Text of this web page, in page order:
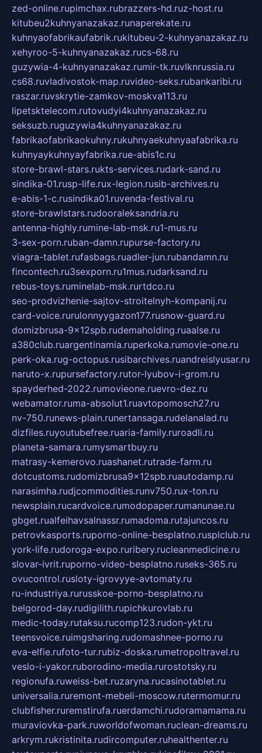
zed-online.rupimchax.rubrazzers-hd.ruz-host.ru
kitubeu2kuhnyanazakaz.runaperekate.ru
kuhnyaofabrikaufabrik.rukitubeu-2-kuhnyanazakaz.ru
xehyroo-5-kuhnyanazakaz.rucs-68.ru
guzywia-4-kuhnyanazakaz.rumir-tk.ruvlknrussia.ru
cs68.ruvladivostok-map.ruvideo-seks.rubankaribi.ru
raszar.ruvskrytie-zamkov-moskva113.ru
lipetsktelecom.rutovudyi4kuhnyanazakaz.ru
seksuzb.ruguzywia4kuhnyanazakaz.ru
fabrikaofabrikaokuhny.rukuhnyaekuhnyaafabrika.ru
kuhnyaykuhnyayfabrika.rue-abis1c.ru
store-brawl-stars.rukts-services.rudark-sand.ru
sindika-01.rusp-life.rux-legion.rusib-archives.ru
e-abis-1-c.rusindika01.ruvenda-festival.ru
store-brawlstars.rudooraleksandria.ru
antenna-highly.rumine-lab-msk.ru1-mus.ru
3-sex-porn.ruban-damn.rupurse-factory.ru
viagra-tablet.rufasbags.ruadler-jun.rubandamn.ru
fincontech.ru3sexporn.ru1mus.rudarksand.ru
rebus-toys.ruminelab-msk.rurtdco.ru
seo-prodvizhenie-sajtov-stroitelnyh-kompanij.ru
card-voice.rurulonnyygazon177.rusnow-guard.ru
domizbrusa-9x12spb.rudemaholding.ruaalse.ru
a380club.ruargentinamia.ruperkoka.rumovie-one.ru
perk-oka.rug-octopus.rusibarchives.ruandreislyusar.ru
naruto-x.rupursefactory.rutor-lyubov-i-grom.ru
spayderhed-2022.rumovieone.ruevro-dez.ru
webamator.ruma-absolut1.ruavtopomosch27.ru
nv-750.runews-plain.runertansaga.rudelanalad.ru
dizfiles.ruyoutubefree.ruaria-family.ruroadli.ru
planeta-samara.rumysmartbuy.ru
matrasy-kemerovo.ruashanet.rutrade-farm.ru
dotcustoms.rudomizbrusa9x12spb.ruautodamp.ru
narasimha.rudjcommodities.runv750.rux-ton.ru
newsplain.rucardvoice.rumodopaper.rumanunae.ru
gbget.rualfeihavsalnassr.rumadoma.rutajuncos.ru
petrovkasports.ruporno-online-besplatno.rusplclub.ru
york-life.rudoroga-expo.ruribery.rucleanmedicine.ru
slovar-ivrit.ruporno-video-besplatno.ruseks-365.ru
ovucontrol.rusloty-igrovyye-avtomaty.ru
ru-industriya.rurusskoe-porno-besplatno.ru
belgorod-day.rudigilith.rupichkurovlab.ru
medic-today.rutaksu.rucomp123.rudon-ykt.ru
teensvoice.ruimgsharing.rudomashnee-porno.ru
eva-elfie.rufoto-tur.rubiz-doska.rumetropoltravel.ru
veslo-i-yakor.ruborodino-media.rurostotsky.ru
regionufa.ruweiss-bet.ruzaryna.rucasinotablet.ru
universalia.ruremont-mebeli-moscow.rutermomur.ru
clubfisher.ruremstirufa.ruerdamchi.rudoramamama.ru
muraviovka-park.ruworldofwoman.ruclean-dreams.ru
arkrym.rukristinita.rudircomputer.ruhealthenter.ru